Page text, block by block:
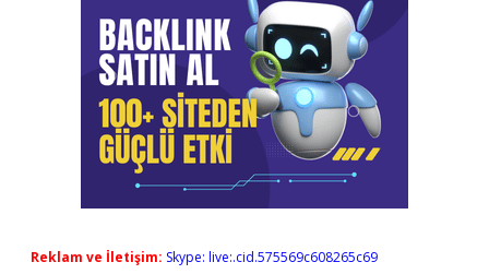
Reklam ve İletişim: Skype: live:.cid.575569c608265c69